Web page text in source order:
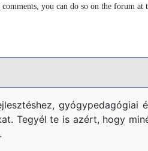
you can do so on the forum at
gyógypedagógiai
Tegyél te is azért, hogy